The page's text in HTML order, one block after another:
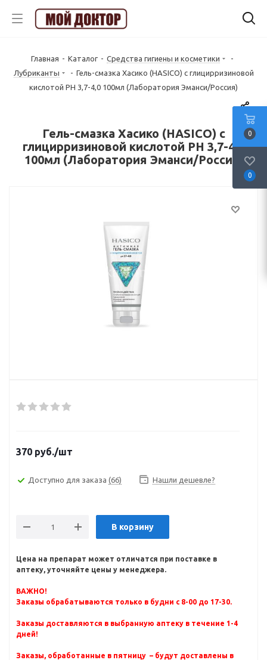
Главная - Каталог - Средства гигиены и косметики
-
Лубриканты
- Гель-смазка Хасико (HASICO) с глицирризиновой
кислотой PH 3,7-4,0 100мл (Лаборатория Эманси/Россия)
Гель-смазка Хасико (HASICO) с
глицирризиновой кислотой PH 3,7-4,0
100мл (Лаборатория Эманси/Россия)
370 руб./шт
Доступно для заказа (66) Нашли дешевле?
В корзину
Цена на препарат может отличатся при поставке в
аптеку, уточняйте цены у менеджера.
ВАЖНО!
Заказы обрабатываются только в будни с 8-00 до 17-30.
Заказы доставляются в выбранную аптеку в течение 1-4
дней!
Заказы, обработанные в пятницу – будут доставлены в
0
0